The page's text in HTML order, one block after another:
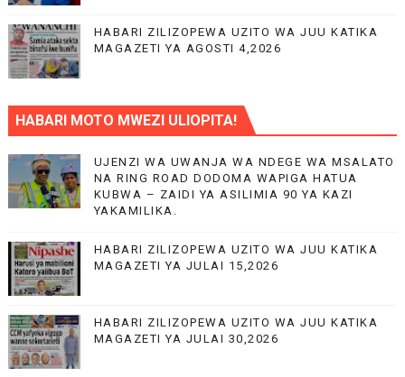
HABARI ZILIZOPEWA UZITO WA JUU KATIKA
MAGAZETI YA AGOSTI 4,2026
HABARI MOTO MWEZI ULIOPITA!
UJENZI WA UWANJA WA NDEGE WA MSALATO
NA RING ROAD DODOMA WAPIGA HATUA
KUBWA – ZAIDI YA ASILIMIA 90 YA KAZI
YAKAMILIKA.
HABARI ZILIZOPEWA UZITO WA JUU KATIKA
MAGAZETI YA JULAI 15,2026
HABARI ZILIZOPEWA UZITO WA JUU KATIKA
MAGAZETI YA JULAI 30,2026